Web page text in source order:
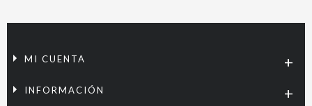
MI CUENTA
INFORMACIÓN